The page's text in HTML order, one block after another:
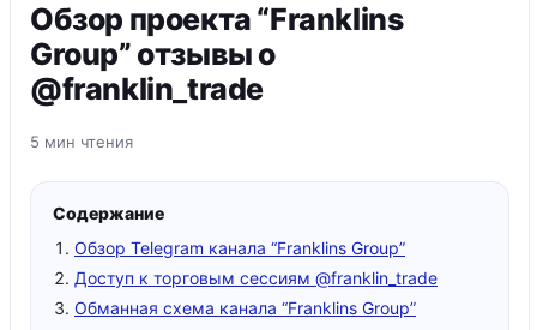
Обзор проекта “Franklins
Group” отзывы о
@franklin_trade
5 мин чтения
Содержание
Обзор Telegram канала “Franklins Group”
Доступ к торговым сессиям @franklin_trade
Обманная схема канала “Franklins Group”